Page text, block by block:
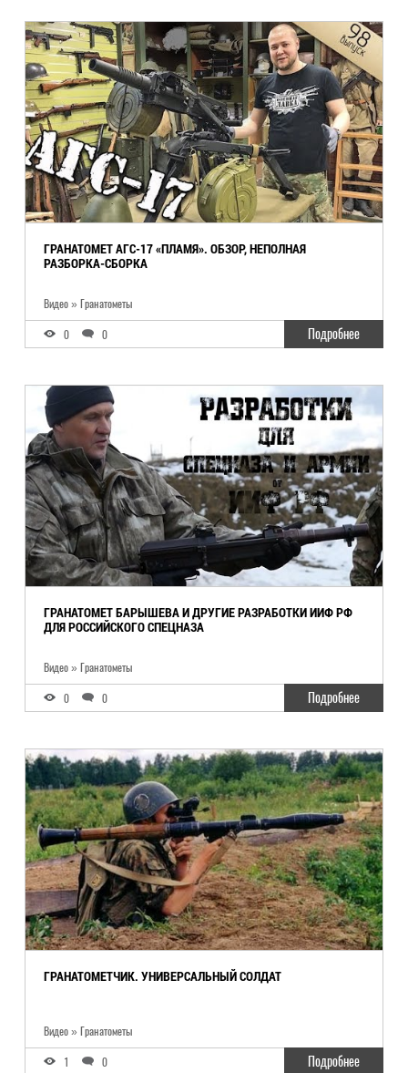
ГРАНАТОМЕТ АГС-17 «ПЛАМЯ». ОБЗОР, НЕПОЛНАЯ
РАЗБОРКА-СБОРКА
Видео » Гранатометы
0 0 Подробнее
ГРАНАТОМЕТ БАРЫШЕВА И ДРУГИЕ РАЗРАБОТКИ ИИФ РФ
ДЛЯ РОССИЙСКОГО СПЕЦНАЗА
Видео » Гранатометы
0 0 Подробнее
ГРАНАТОМЕТЧИК. УНИВЕРСАЛЬНЫЙ СОЛДАТ
Видео » Гранатометы
1 0 Подробнее